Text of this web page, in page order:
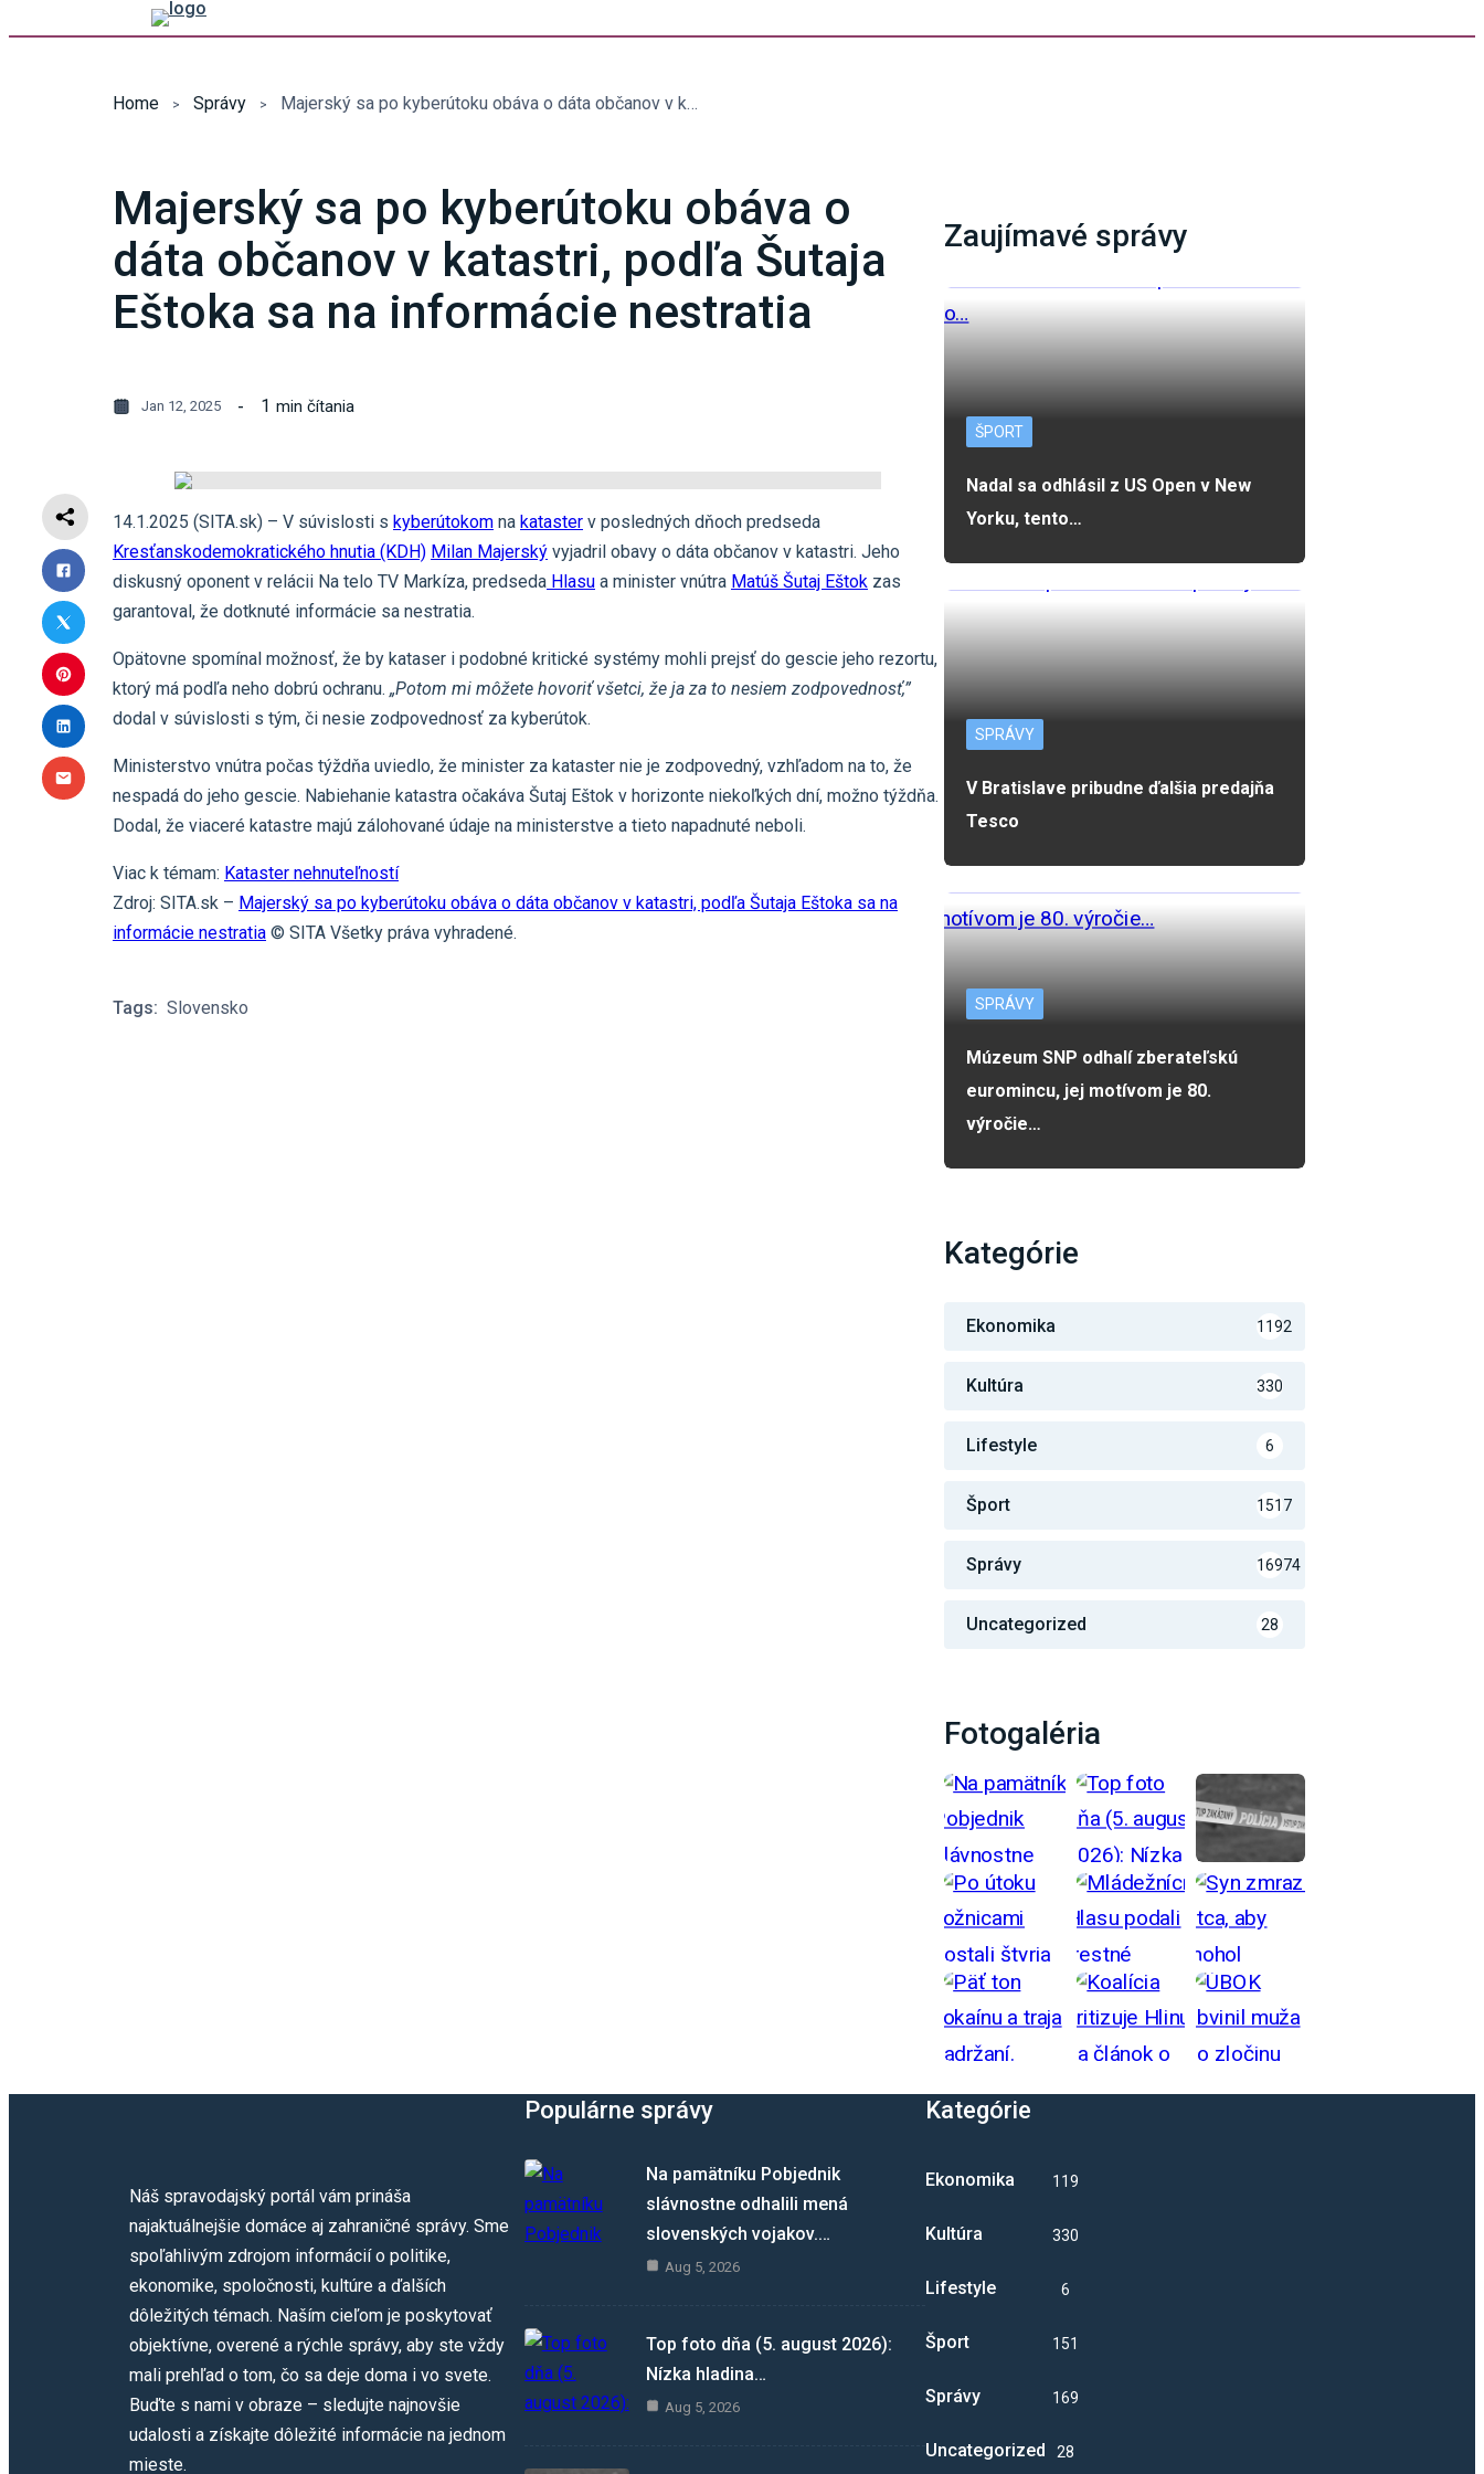
Home Správy Majerský sa po kyberútoku obáva o dáta občanov v katastri, podľa Šutaja Eštoka sa na informácie nestratia
Majerský sa po kyberútoku obáva o
dáta občanov v katastri, podľa Šutaja
Eštoka sa na informácie nestratia
Jan 12, 2025 1 min čítania
14.1.2025 (SITA.sk) – V súvislosti s kyberútokom na kataster v posledných dňoch predseda
Kresťanskodemokratického hnutia (KDH) Milan Majerský vyjadril obavy o dáta občanov v katastri. Jeho
diskusný oponent v relácii Na telo TV Markíza, predseda Hlasu a minister vnútra Matúš Šutaj Eštok zas
garantoval, že dotknuté informácie sa nestratia.
Opätovne spomínal možnosť, že by kataser i podobné kritické systémy mohli prejsť do gescie jeho rezortu,
ktorý má podľa neho dobrú ochranu. „Potom mi môžete hovoriť všetci, že ja za to nesiem zodpovednosť,”
dodal v súvislosti s tým, či nesie zodpovednosť za kyberútok.
Ministerstvo vnútra počas týždňa uviedlo, že minister za kataster nie je zodpovedný, vzhľadom na to, že
nespadá do jeho gescie. Nabiehanie katastra očakáva Šutaj Eštok v horizonte niekoľkých dní, možno týždňa.
Dodal, že viaceré katastre majú zálohované údaje na ministerstve a tieto napadnuté neboli.
Viac k témam: Kataster nehnuteľností
Zdroj: SITA.sk – Majerský sa po kyberútoku obáva o dáta občanov v katastri, podľa Šutaja Eštoka sa na
informácie nestratia © SITA Všetky práva vyhradené.
Tags: Slovensko
Zaujímavé správy
ŠPORT
Nadal sa odhlásil z US Open v New
Yorku, tento…
SPRÁVY
V Bratislave pribudne ďalšia predajňa
Tesco
SPRÁVY
Múzeum SNP odhalí zberateľskú
euromincu, jej motívom je 80.
výročie…
Kategórie
Ekonomika 1192
Kultúra 330
Lifestyle 6
Šport 1517
Správy 16974
Uncategorized 28
Fotogaléria
Náš spravodajský portál vám prináša
najaktuálnejšie domáce aj zahraničné správy. Sme
spoľahlivým zdrojom informácií o politike,
ekonomike, spoločnosti, kultúre a ďalších
dôležitých témach. Naším cieľom je poskytovať
objektívne, overené a rýchle správy, aby ste vždy
mali prehľad o tom, čo sa deje doma i vo svete.
Buďte s nami v obraze – sledujte najnovšie
udalosti a získajte dôležité informácie na jednom
mieste.
Populárne správy
Na pamätníku Pobjednik
slávnostne odhalili mená
slovenských vojakov.…
Aug 5, 2026
Top foto dňa (5. august 2026):
Nízka hladina…
Aug 5, 2026
Kategórie
Ekonomika 1192
Kultúra 330
Lifestyle 6
Šport 1517
Správy 16974
Uncategorized 28